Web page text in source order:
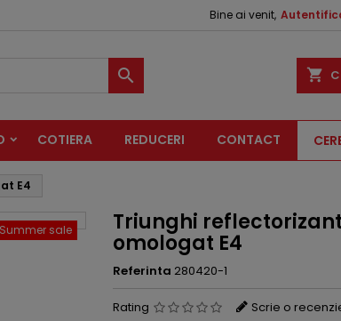
Bine ai venit,
shopping_cart

COTIERA REDUCERI CONTACT
E4
Summer sale Triunghi
omologat E4
Referinta 280420-1
Rating Scrie o